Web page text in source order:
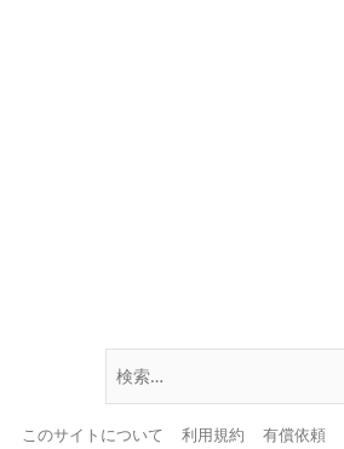
このサイトについて 利用規約 有償依頼